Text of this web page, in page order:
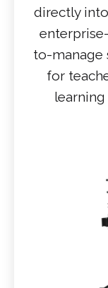
directly
to-manage
for